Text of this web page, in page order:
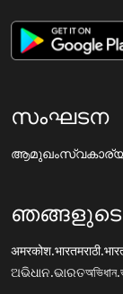
സംഘടന
ആമുഖം
अमरकोश.भारत
ଅଭିଧାନ.ଭାରତ